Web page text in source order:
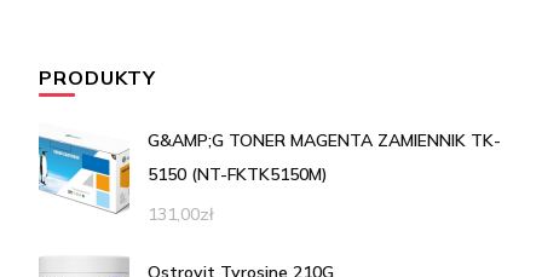
PRODUKTY
G&AMP;G TONER MAGENTA ZAMIENNIK TK-
5150 (NT-FKTK5150M)
131,00zł